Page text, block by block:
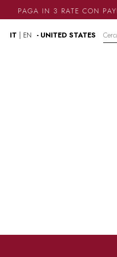
PAGA IN 3 RATE CON
IT EN - UNITED STATES